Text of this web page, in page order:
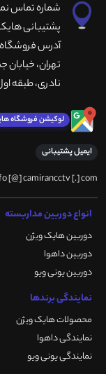
شماره تماس نمایندگی:
پشتیبانی هایک ویژن:
آدرس
تهران،
نادری، طبقه اول، پلاک 1
لوکیشن فروشگاه
ایمیل پشتیبانی
[@] camirancctv [.] com
انواع دوربین مداربسته
دوربین هایک ویژن
دوربین داهوا
دوربین یونی ویو
نمایندگی برندها
محصولات هایک ویژن
نمایندگی داهوا
نمایندگی یونی ویو